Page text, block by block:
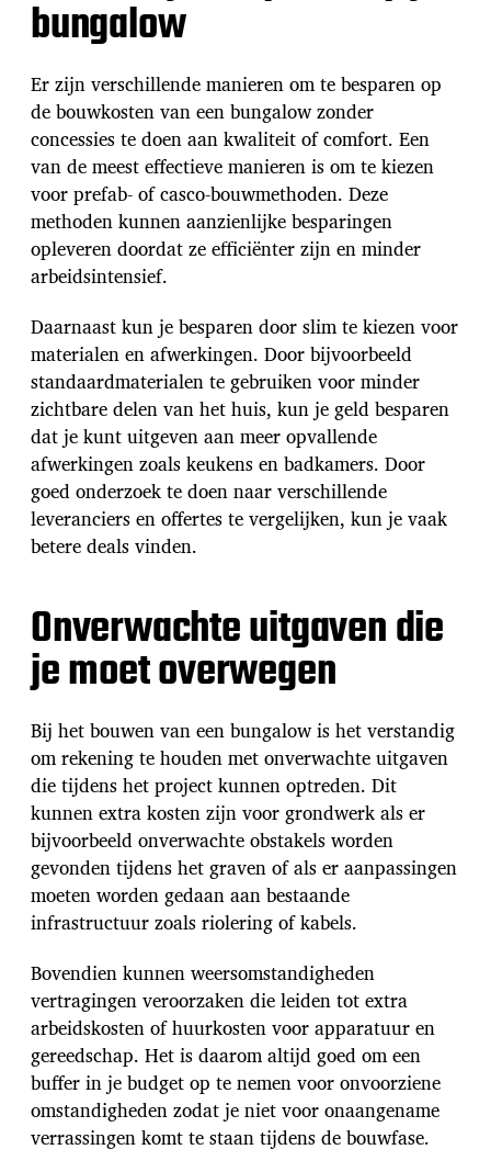
bungalow
Er zijn verschillende manieren om te besparen op
de bouwkosten van een bungalow zonder
concessies te doen aan kwaliteit of comfort. Een
van de meest effectieve manieren is om te kiezen
voor prefab- of casco-bouwmethoden. Deze
methoden kunnen aanzienlijke besparingen
opleveren doordat ze efficiënter zijn en minder
arbeidsintensief.
Daarnaast kun je besparen door slim te kiezen voor
materialen en afwerkingen. Door bijvoorbeeld
standaardmaterialen te gebruiken voor minder
zichtbare delen van het huis, kun je geld besparen
dat je kunt uitgeven aan meer opvallende
afwerkingen zoals keukens en badkamers. Door
goed onderzoek te doen naar verschillende
leveranciers en offertes te vergelijken, kun je vaak
betere deals vinden.
Onverwachte uitgaven die
je moet overwegen
Bij het bouwen van een bungalow is het verstandig
om rekening te houden met onverwachte uitgaven
die tijdens het project kunnen optreden. Dit
kunnen extra kosten zijn voor grondwerk als er
bijvoorbeeld onverwachte obstakels worden
gevonden tijdens het graven of als er aanpassingen
moeten worden gedaan aan bestaande
infrastructuur zoals riolering of kabels.
Bovendien kunnen weersomstandigheden
vertragingen veroorzaken die leiden tot extra
arbeidskosten of huurkosten voor apparatuur en
gereedschap. Het is daarom altijd goed om een
buffer in je budget op te nemen voor onvoorziene
omstandigheden zodat je niet voor onaangename
verrassingen komt te staan tijdens de bouwfase.